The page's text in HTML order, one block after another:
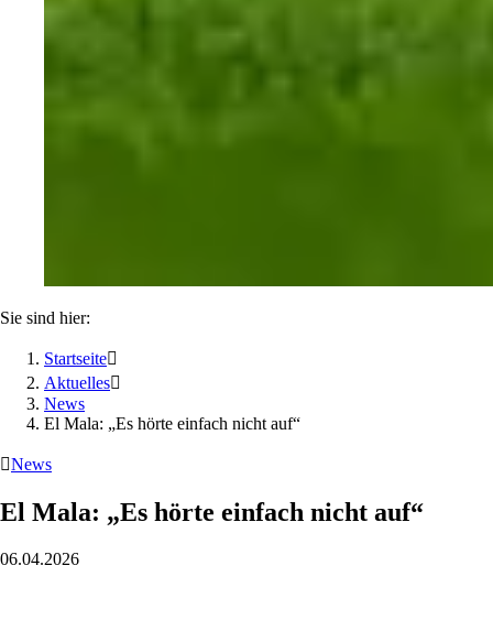
Sie sind hier:
Startseite
Aktuelles
News
El Mala: „Es hörte einfach nicht auf“
News
El Mala: „Es hörte einfach nicht auf“
06.04.2026